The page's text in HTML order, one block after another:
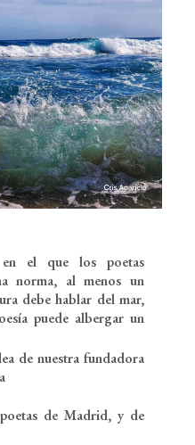
el que los poetas
norma, al menos un
debe hablar del mar,
puede albergar un
de nuestra fundadora
de Madrid, y de